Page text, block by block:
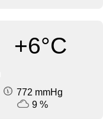
+6°C
772 mmHg
9 %